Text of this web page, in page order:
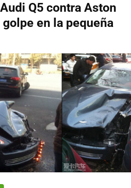
Q5 contra Aston
en la pequeña